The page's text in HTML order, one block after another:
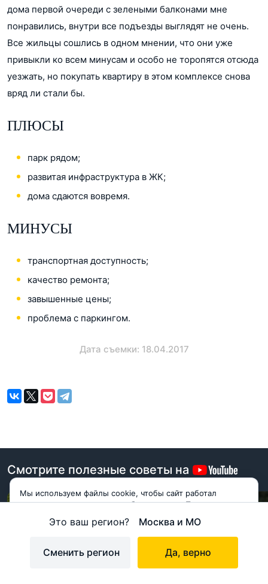
Это ваш регион? Москва и МО
Сменить регион Да, верно
дома первой очереди с зелеными балконами мне
понравились, внутри все подъезды выглядят не очень.
Все жильцы сошлись в одном мнении, что они уже
привыкли ко всем минусам и особо не торопятся отсюда
уезжать, но покупать квартиру в этом комплексе снова
вряд ли стали бы.
ПЛЮСЫ
парк рядом;
развитая инфраструктура в ЖК;
дома сдаются вовремя.
МИНУСЫ
транспортная доступность;
качество ремонта;
завышенные цены;
проблема с паркингом.
Дата съемки: 18.04.2017
Смотрите полезные советы на
Мы используем файлы cookie, чтобы сайт работал
корректно и становился удобнее для вас. Продолжая
Принимаю